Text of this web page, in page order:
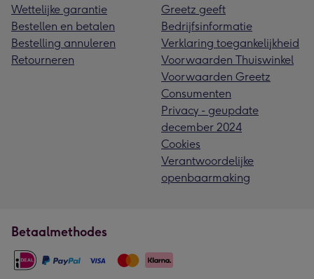
Wettelijke garantie
Bestellen en betalen
Bestelling annuleren
Retourneren
Greetz geeft
Bedrijfsinformatie
Verklaring toegankelijkheid
Voorwaarden Thuiswinkel
Voorwaarden Greetz
Consumenten
Privacy - geupdate
december 2024
Cookies
Verantwoordelijke
openbaarmaking
Betaalmethodes